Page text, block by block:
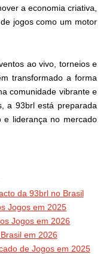
a economia criativa,
jogos como um motor
ao vivo, torneios e
transformado a forma
comunidade vibrante e
a 93brl está preparada
e liderança no mercado
da 93brl no Brasil
Jogos em 2025
Jogos em 2026
em 2026
de Jogos em 2025